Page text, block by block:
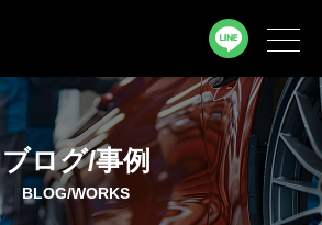
ブログ/事例
BLOG/WORKS